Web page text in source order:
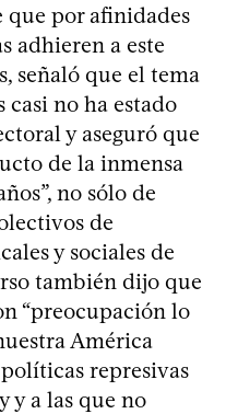
que por afinidades
adhieren a este
señaló que el tema
casi no ha estado
y aseguró que
de la inmensa
no sólo de
de
y sociales de
también dijo que
“preocupación lo
América
represivas
y a las que no